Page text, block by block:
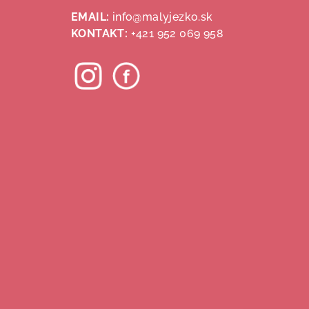
EMAIL: info@malyjezko.sk
KONTAKT: +421 952 069 958